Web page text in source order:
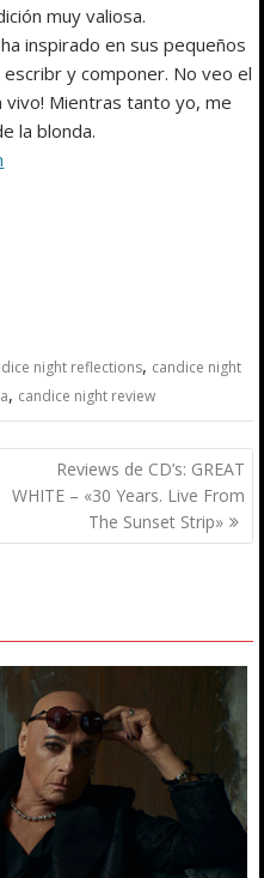
muy valiosa.
inspirado en sus pequeños
y componer. No veo el
Mientras tanto yo, me
la blonda.
night reflections, candice night
, candice night review
Reviews de CD’s: GREAT
WHITE – «30 Years. Live From
The Sunset Strip»